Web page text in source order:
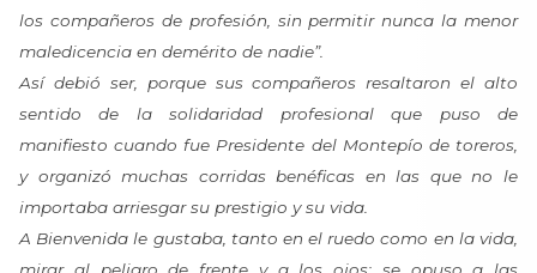
los compañeros de profesión, sin permitir nunca la menor
maledicencia en demérito de nadie”.
Así debió ser, porque sus compañeros resaltaron el alto
sentido de la solidaridad profesional que puso de
manifiesto cuando fue Presidente del Montepío de toreros,
y organizó muchas corridas benéficas en las que no le
importaba arriesgar su prestigio y su vida.
A Bienvenida le gustaba, tanto en el ruedo como en la vida,